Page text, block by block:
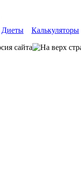
Диеты Калькуляторы